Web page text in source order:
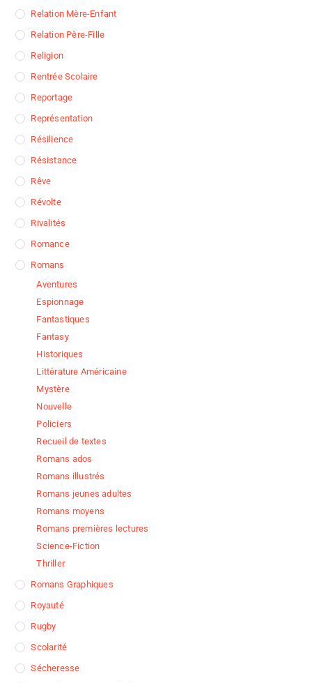
Relation Mère-Enfant
Relation Père-Fille
Religion
Rentrée Scolaire
Reportage
Représentation
Résilience
Résistance
Rêve
Révolte
Rivalités
Romance
Romans
Aventures
Espionnage
Fantastiques
Fantasy
Historiques
Littérature Américaine
Mystère
Nouvelle
Policiers
Recueil de textes
Romans ados
Romans illustrés
Romans jeunes adultes
Romans moyens
Romans premières lectures
Science-Fiction
Thriller
Romans Graphiques
Royauté
Rugby
Scolarité
Sécheresse